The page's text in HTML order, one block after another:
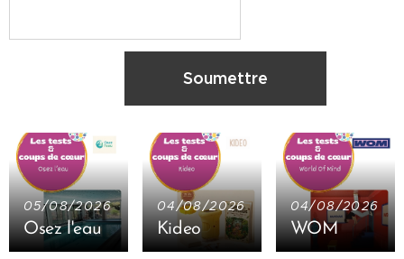
Soumettre
05/08/2026
Osez l'eau
04/08/2026
Kideo
04/08/2026
WOM